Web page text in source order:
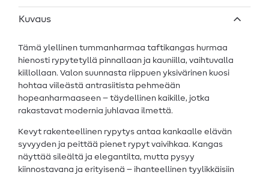
Kuvaus
Tämä ylellinen tummanharmaa taftikangas hurmaa
hienosti rypytetyllä pinnallaan ja kauniilla, vaihtuvalla
kiillollaan. Valon suunnasta riippuen yksivärinen kuosi
hohtaa viileästä antrasiitista pehmeään
hopeanharmaaseen – täydellinen kaikille, jotka
rakastavat modernia juhlavaa ilmettä.
Kevyt rakenteellinen rypytys antaa kankaalle elävän
syvyyden ja peittää pienet rypyt vaivihkaa. Kangas
näyttää sileältä ja elegantilta, mutta pysyy
kiinnostavana ja erityisenä – ihanteellinen tyylikkäisiin